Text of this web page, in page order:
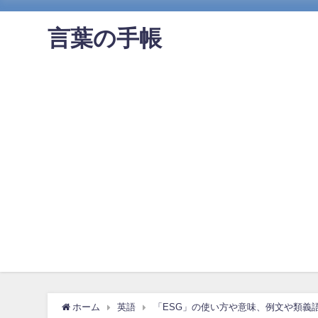
言葉の手帳
ホーム 英語 「ESG」の使い方や意味、例文や類義